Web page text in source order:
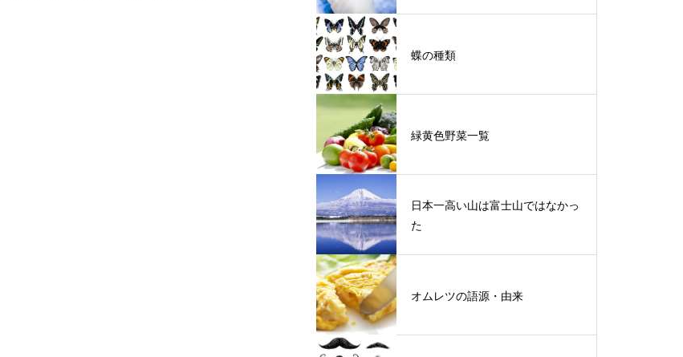
蝶の種類
緑黄色野菜一覧
日本一高い山は富士山ではなかっ
た
オムレツの語源・由来